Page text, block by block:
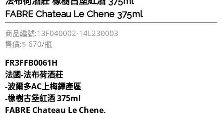
FABRE Chateau Le Chene 375ml
商品編號:13F040002-14L230003
售價:$ 670/瓶
FR3FFB0061H
法國-法布荷酒莊
-波爾多AC上梅鐸產區
-橡樹古堡紅酒 375ml
FABRE Chateau Le Chene,